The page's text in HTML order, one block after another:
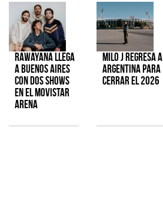
Rawayana llega
a Buenos Aires
con dos shows
en el Movistar
Arena
Milo J regresa a
Argentina para
cerrar el 2026